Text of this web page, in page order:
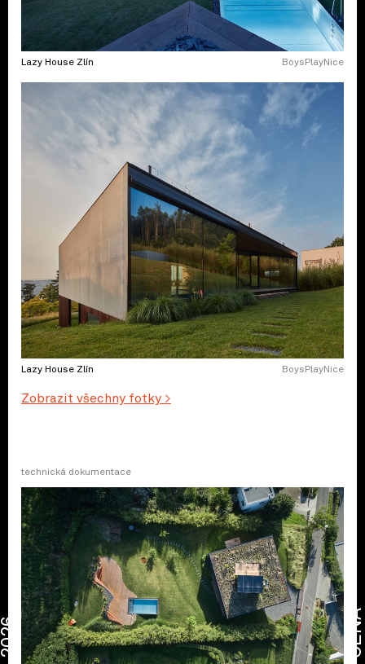
Lazy House Zlín BoysPlayNice
Lazy House Zlín BoysPlayNice
Zobrazit všechny fotky >
technická dokumentace
2026 CENA